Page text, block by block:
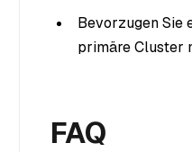
Bevorzugen Sie
primäre Cluster
FAQ